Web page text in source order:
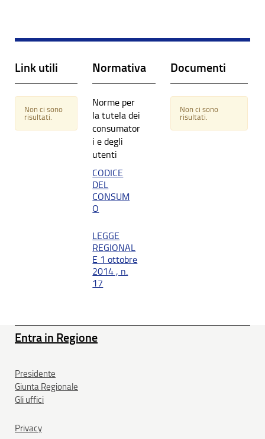
Link utili
Non ci sono
risultati.
Normativa
Norme per
la tutela dei
consumator
i e degli
utenti
CODICE
DEL
CONSUM
O
LEGGE
REGIONAL
E 1 ottobre
2014 , n.
17
Documenti
Non ci sono
risultati.
Entra in Regione
Presidente
Giunta Regionale
Gli uffici
Privacy